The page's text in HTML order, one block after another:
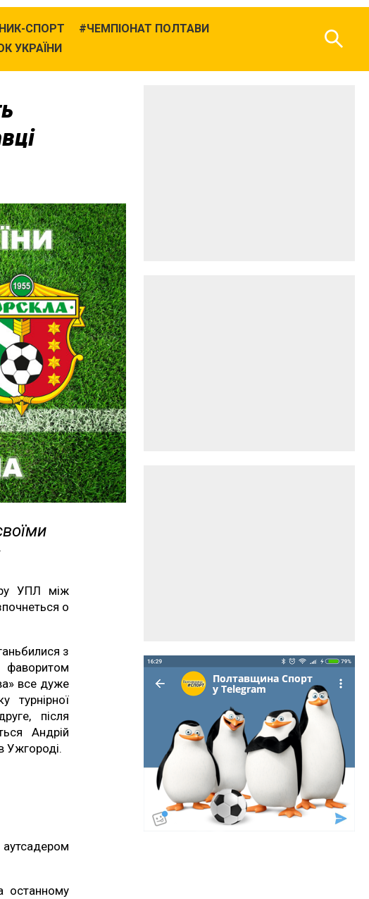
СПОРТ
ЧЕМПІОНАТ ПОЛТАВИ
УКРАЇНИ
УПЛ між
о
з
фаворитом
все дуже
турнірної
після
Андрій
Ужгороді.
останному